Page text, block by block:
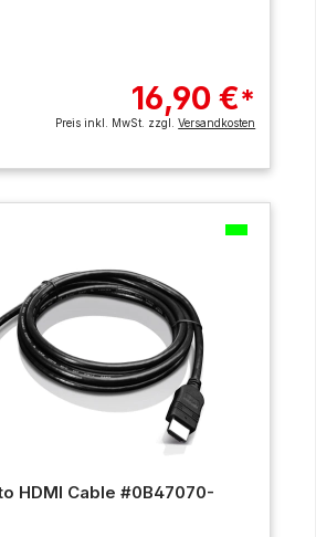
16,90 €*
Preis inkl. MwSt. zzgl.Versandkosten
HDMI Cable #0B47070-